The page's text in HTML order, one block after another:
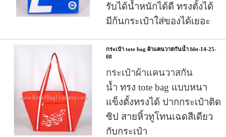
รับได้น้ำหนักได้ดี ทรงตั้งได้
มีก้นกระเป๋าใส่ของได้เยอะ
กระเป๋า tote bag ผ้าแคนวาสกันน้ำ bbt-14-25-
08
กระเป๋าผ้าแคนวาสกัน
น้ำ ทรง tote bag แบบหนา
แข็งตั้งทรงได้ ปากกระเป๋าติด
ซิป สายหิ้วทูโทนเฉดสีเดียว
กับกระเป๋า